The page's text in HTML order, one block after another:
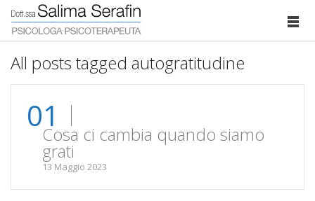
All posts tagged autogratitudine
01Cosa ci cambia quando siamo
grati
13 Maggio 2023